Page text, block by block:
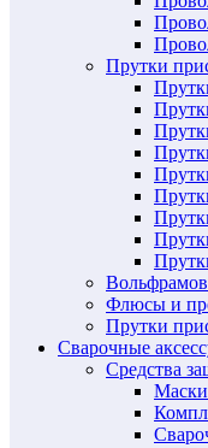
Прутки
Флюсы и
Прутки
Сварочные
Средства